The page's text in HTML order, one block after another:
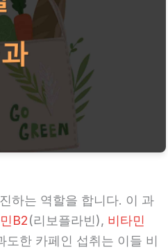
하는 역할을 합니다. 이 과
B2(리보플라빈), 비타민
한 카페인 섭취는 이들 비